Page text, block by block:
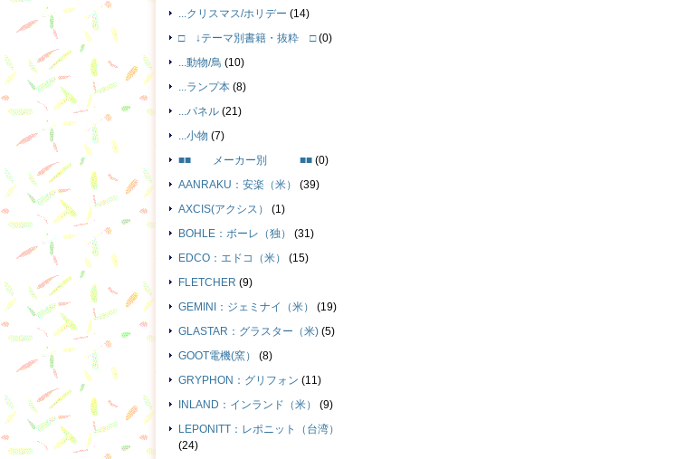
...クリスマス/ホリデー (14)
□ ↓テーマ別書籍・抜粋 □ (0)
...動物/鳥 (10)
...ランプ本 (8)
...パネル (21)
...小物 (7)
■■ メーカー別 ■■ (0)
AANRAKU：安楽（米）
(39)
AXCIS(アクシス）
(1)
BOHLE：ボーレ（独）
(31)
EDCO：エドコ（米）
(15)
FLETCHER (9)
GEMINI：ジェミナイ（米）
(19)
GLASTAR：グラスター（米) (5)
GOOT電機(窯）
(8)
GRYPHON：グリフォン (11)
INLAND：インランド（米）
(9)
LEPONITT：レポニット（台湾）
(24)